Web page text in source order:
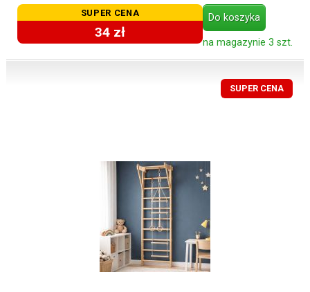
SUPER CENA
34 zł
Do koszyka
na magazynie 3 szt.
SUPER CENA